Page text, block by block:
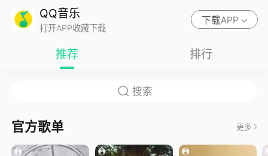
QQ音乐
打开APP收藏下载
下载APP
推荐 排行
官方歌单 更多